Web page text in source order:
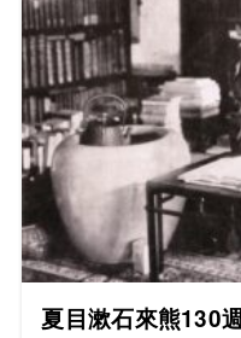
夏目漱石來熊130